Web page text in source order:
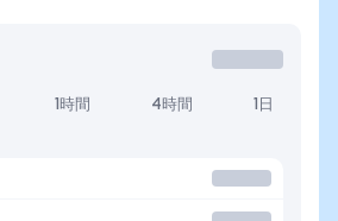
1時間 4時間 1日